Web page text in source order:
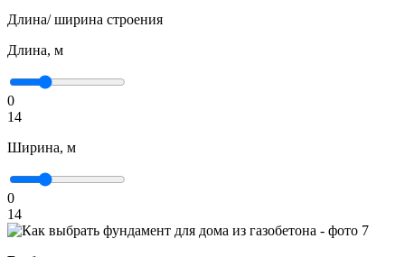
Длина/ ширина строения
Длина, м
0
14
Ширина, м
0
14